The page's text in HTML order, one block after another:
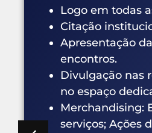
Logo em todas as
Citação
Apresentação da
encontros.
Divulgação nas
no espaço
Merchandising:
serviços; Ações de